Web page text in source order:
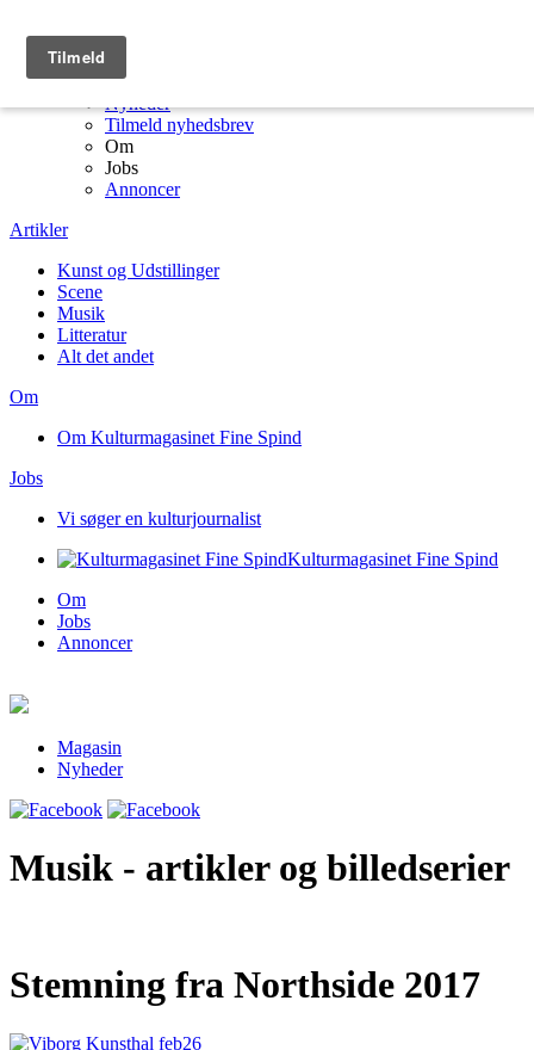
Artikler
Nyheder
Tilmeld nyhedsbrev
Om
Jobs
Annoncer
Artikler
Kunst og Udstillinger
Scene
Musik
Litteratur
Alt det andet
Om
Om Kulturmagasinet Fine Spind
Jobs
Vi søger en kulturjournalist
Kulturmagasinet Fine Spind
Om
Jobs
Annoncer
Magasin
Nyheder
Musik - artikler og billedserier
Stemning fra Northside 2017